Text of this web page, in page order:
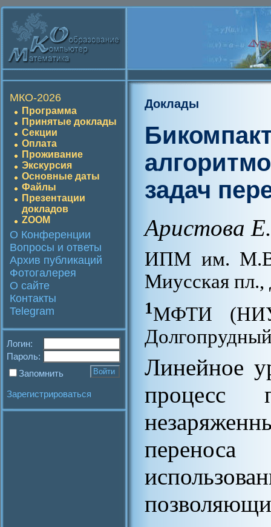
МКО-2026
Программа
Принятые доклады
Секции
Оплата
Проживание
Экскурсия
Основные даты
Файлы
Презентации
докладов
ZOOM
О Конференции
Вопросы и ответы
Архив публикаций
Фотогалерея
О сайте
Контакты
Telegram
Логин:
Пароль:
Запомнить
Зарегистрироваться
Доклады
задач
Аристова
ИПМ им. М.В.
Миусская пл.,
1МФТИ
Линейное
процесс